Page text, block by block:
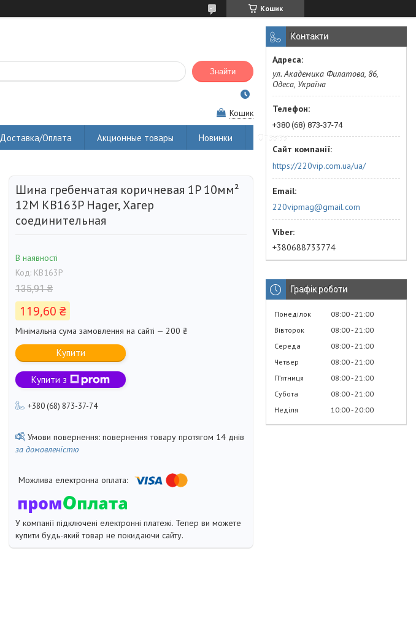
Кошик
Знайти
Кошик
Доставка/Оплата Акционные товары Новинки Отзывы
Шина гребенчатая коричневая 1P 10мм²
12M KB163P Hager, Хагер
соединительная
В наявності
Код: KB163P
135,91 ₴
119,60 ₴
Мінімальна сума замовлення на сайті — 200 ₴
Купити
Купити з
+380 (68) 873-37-74
повернення товару протягом 14 днів
за домовленістю
У компанії підключені електронні платежі. Тепер ви можете
купити будь-який товар не покидаючи сайту.
Контакти
ул. Академика Филатова, 86,
Одеса, Україна
+380 (68) 873-37-74
https://220vip.com.ua/ua/
220vipmag@gmail.com
+380688733774
Графік роботи
Понеділок 08:00 21:00
Вівторок
08:00 21:00
Середа
08:00 21:00
Четвер
08:00 21:00
Пʼятниця
08:00 21:00
Субота
08:00 21:00
Неділя
10:00 20:00